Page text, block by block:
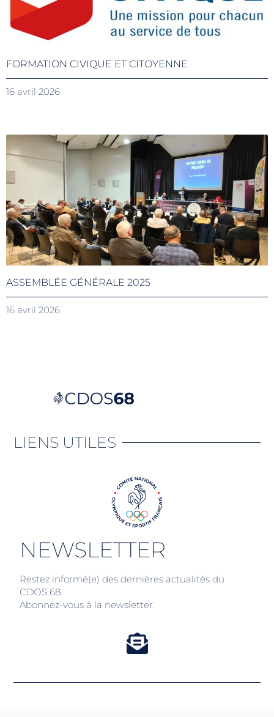
FORMATION CIVIQUE ET CITOYENNE
16 avril 2026
ASSEMBLÉE GÉNÉRALE 2025
16 avril 2026
LIENS UTILES
NEWSLETTER
Restez informé(e) des dernières actualités du
CDOS 68.
Abonnez-vous à la newsletter.